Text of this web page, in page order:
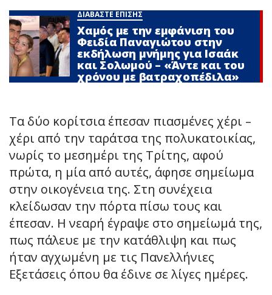
ΔΙΑΒΑΣΤΕ ΕΠΙΣΗΣ
Χαμός με την εμφάνιση του
Φειδία Παναγιώτου στην
εκδήλωση μνήμης για Ισαάκ
και Σολωμού – «Άντε και του
χρόνου με βατραχοπέδιλα»
Τα δύο κορίτσια έπεσαν πιασμένες χέρι –
χέρι από την ταράτσα της πολυκατοικίας,
νωρίς το μεσημέρι της Τρίτης, αφού
πρώτα, η μία από αυτές, άφησε σημείωμα
στην οικογένεια της. Στη συνέχεια
κλείδωσαν την πόρτα πίσω τους και
έπεσαν. Η νεαρή έγραψε στο σημείωμά της,
πως πάλευε με την κατάθλιψη και πως
ήταν αγχωμένη με τις Πανελλήνιες
Εξετάσεις όπου θα έδινε σε λίγες ημέρες.